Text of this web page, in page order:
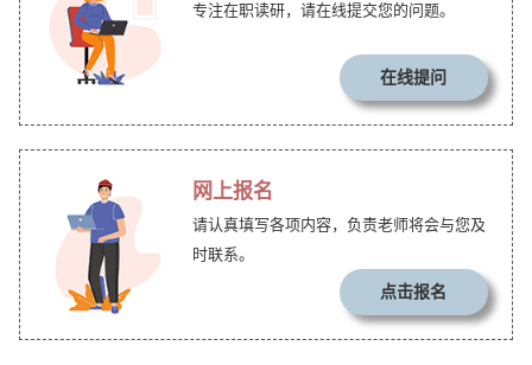
专注在职读研，请在线提交您的问题。
在线提问
网上报名
请认真填写各项内容，负责老师将会与您及
时联系。
点击报名